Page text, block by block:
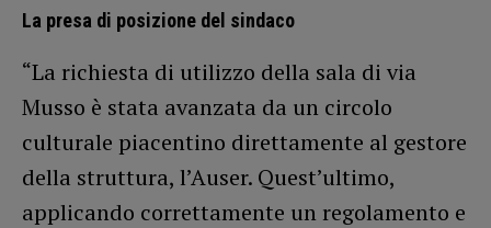
La presa di posizione del sindaco
“La richiesta di utilizzo della sala di via
Musso è stata avanzata da un circolo
culturale piacentino direttamente al gestore
della struttura, l’Auser. Quest’ultimo,
applicando correttamente un regolamento e